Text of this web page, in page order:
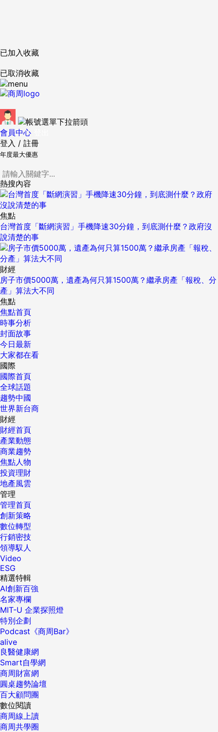
已加入收藏
已取消收藏
會員中心
登入 / 註冊
年度最大優惠
熱搜內容
焦點
台灣首度「斷網演習」手機降速30分鐘，到底測什麼？政府沒
說清楚的事
財經
房子市價5000萬，遺產為何只算1500萬？繼承房產「報稅、分
產」算法大不同
焦點
焦點首頁
時事分析
封面故事
今日最新
大家都在看
國際
國際首頁
全球話題
趨勢中國
世界新台商
財經
財經首頁
產業動態
商業趨勢
焦點人物
投資理財
地產風雲
管理
管理首頁
創新策略
數位轉型
行銷密技
領導馭人
Video
ESG
精選特輯
AI創新百強
名家專欄
MIT-U 企業探照燈
特別企劃
Podcast《商周Bar》
alive
良醫健康網
Smart自學網
商周財富網
圓桌趨勢論壇
百大顧問團
數位閱讀
商周線上讀
商周共學圈